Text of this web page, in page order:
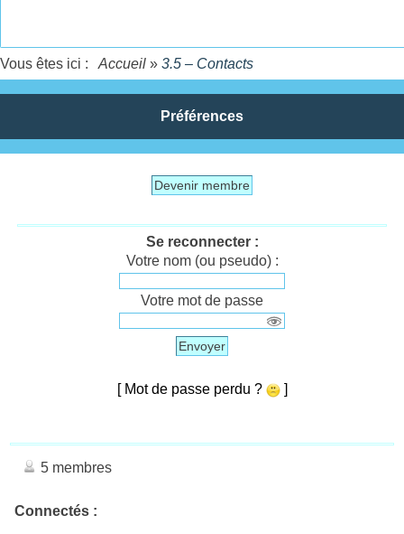
Vous êtes ici : Accueil » 3.5 – Contacts
Préférences
Devenir membre
Se reconnecter :
Votre nom (ou pseudo) :
Votre mot de passe
Envoyer
[ Mot de passe perdu ? ]
5 membres
Connectés :